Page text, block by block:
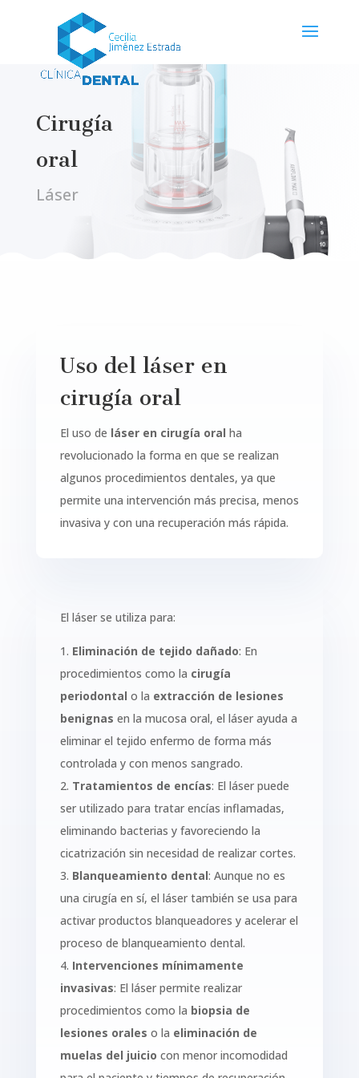
Cirugía
oral
Láser
Uso del láser en
cirugía oral
El uso de láser en cirugía oral ha
revolucionado la forma en que se realizan
algunos procedimientos dentales, ya que
permite una intervención más precisa, menos
invasiva y con una recuperación más rápida.
El láser se utiliza para:
1. Eliminación de tejido dañado: En
procedimientos como la cirugía
periodontal o la extracción de lesiones
benignas en la mucosa oral, el láser ayuda a
eliminar el tejido enfermo de forma más
controlada y con menos sangrado.
2. Tratamientos de encías: El láser puede
ser utilizado para tratar encías inflamadas,
eliminando bacterias y favoreciendo la
cicatrización sin necesidad de realizar cortes.
3. Blanqueamiento dental: Aunque no es
una cirugía en sí, el láser también se usa para
activar productos blanqueadores y acelerar el
proceso de blanqueamiento dental.
4. Intervenciones mínimamente
invasivas: El láser permite realizar
procedimientos como la biopsia de
lesiones orales o la eliminación de
muelas del juicio con menor incomodidad